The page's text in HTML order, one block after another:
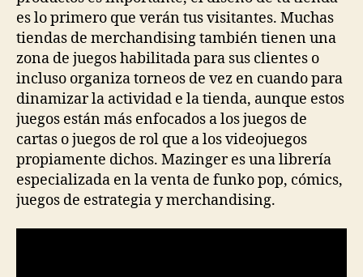
es lo primero que verán tus visitantes. Muchas
tiendas de merchandising también tienen una
zona de juegos habilitada para sus clientes o
incluso organiza torneos de vez en cuando para
dinamizar la actividad e la tienda, aunque estos
juegos están más enfocados a los juegos de
cartas o juegos de rol que a los videojuegos
propiamente dichos. Mazinger es una librería
especializada en la venta de funko pop, cómics,
juegos de estrategia y merchandising.